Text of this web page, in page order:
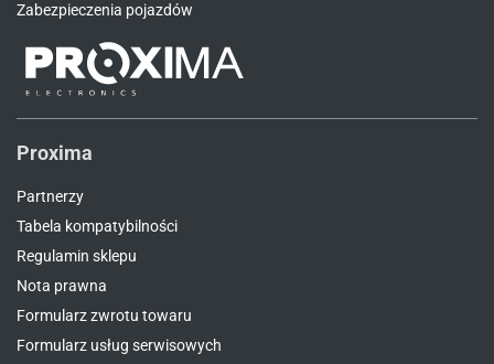
Zabezpieczenia pojazdów
Proxima
Partnerzy
Tabela kompatybilności
Regulamin sklepu
Nota prawna
Formularz zwrotu towaru
Formularz usług serwisowych